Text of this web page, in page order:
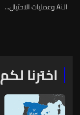
الـAi وعمليات الاحتيال...
اخترنا لكم